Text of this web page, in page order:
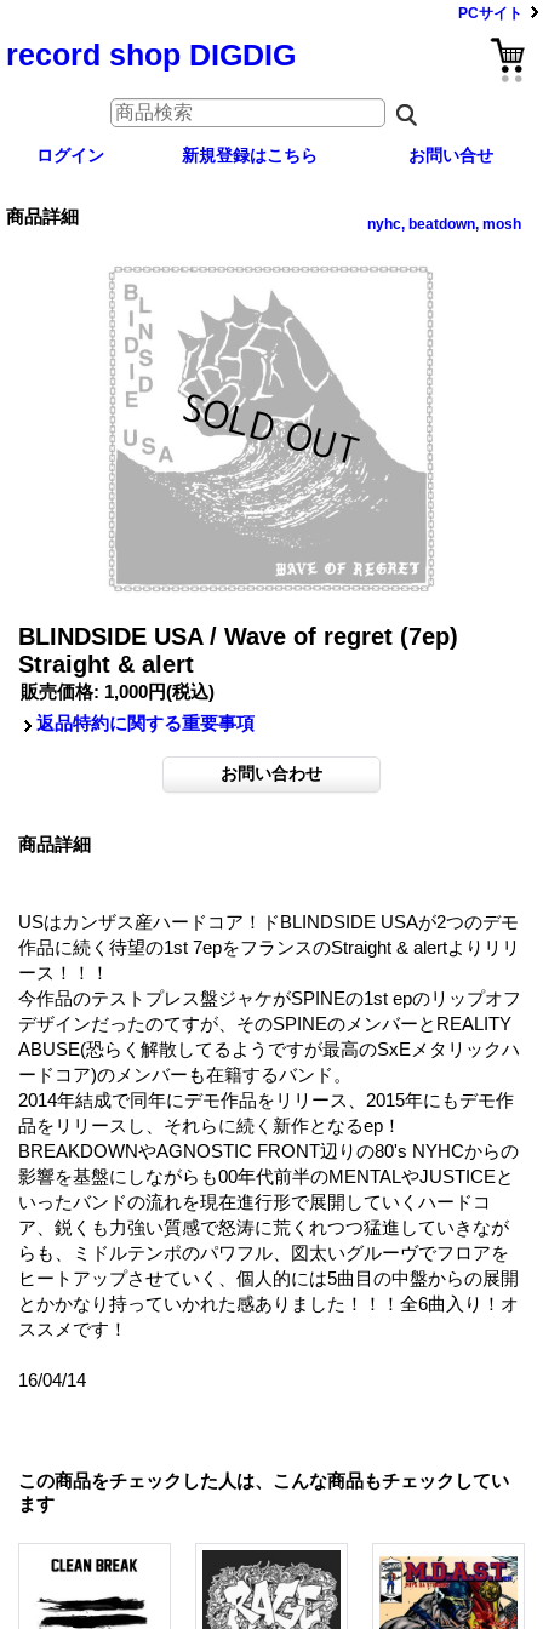
PCサイト
record shop DIGDIG
ログイン 新規登録はこちら お問い合せ
商品詳細 nyhc, beatdown, mosh
BLINDSIDE USA / Wave of regret (7ep)
Straight & alert
販売価格: 1,000円(税込)
返品特約に関する重要事項
商品詳細
USはカンザス産ハードコア！ドBLINDSIDE USAが2つのデモ
作品に続く待望の1st 7epをフランスのStraight & alertよりリリ
ース！！！
今作品のテストプレス盤ジャケがSPINEの1st epのリップオフ
デザインだったのてすが、そのSPINEのメンバーとREALITY
ABUSE(恐らく解散してるようですが最高のSxEメタリックハ
ードコア)のメンバーも在籍するバンド。
2014年結成で同年にデモ作品をリリース、2015年にもデモ作
品をリリースし、それらに続く新作となるep！
BREAKDOWNやAGNOSTIC FRONT辺りの80's NYHCからの
影響を基盤にしながらも00年代前半のMENTALやJUSTICEと
いったバンドの流れを現在進行形で展開していくハードコ
ア、鋭くも力強い質感で怒涛に荒くれつつ猛進していきなが
らも、ミドルテンポのパワフル、図太いグルーヴでフロアを
ヒートアップさせていく、個人的には5曲目の中盤からの展開
とかかなり持っていかれた感ありました！！！全6曲入り！オ
ススメです！
16/04/14
この商品をチェックした人は、こんな商品もチェックしてい
ます